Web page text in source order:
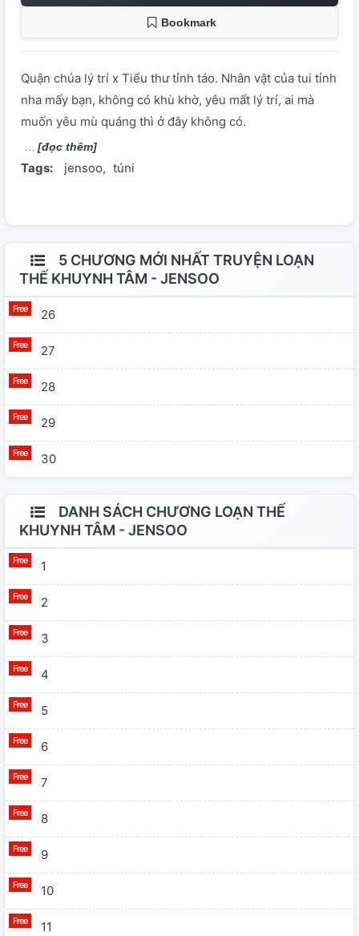
Bookmark
Quận chúa lý trí x Tiểu thư tỉnh táo. Nhân vật của tui tỉnh
nha mấy bạn, không có khù khờ, yêu mất lý trí, ai mà
muốn yêu mù quáng thì ở đây không có.
[đọc thêm]
Tags: jensoo túni
5 CHƯƠNG MỚI NHẤT TRUYỆN LOẠN
THẾ KHUYNH TÂM - JENSOO
26
27
28
29
30
DANH SÁCH CHƯƠNG LOẠN THẾ
KHUYNH TÂM - JENSOO
1
2
3
4
5
6
7
8
9
10
11